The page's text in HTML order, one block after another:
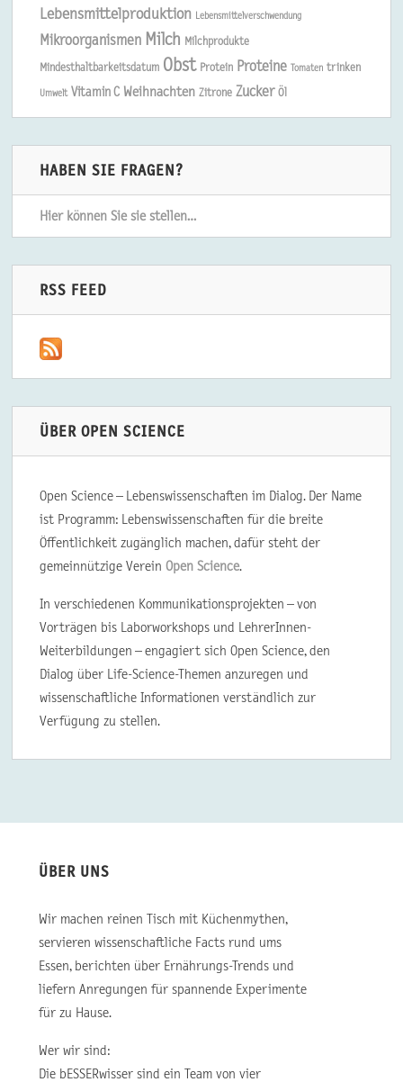
Lebensmittelproduktion Lebensmittelverschwendung
Mikroorganismen Milch Milchprodukte
Mindesthaltbarkeitsdatum Obst Protein Proteine Tomaten trinken
Umwelt Vitamin C Weihnachten Zitrone Zucker Öl
HABEN SIE FRAGEN?
Hier können Sie sie stellen…
RSS FEED
ÜBER OPEN SCIENCE
Open Science – Lebenswissenschaften im Dialog. Der Name
ist Programm: Lebenswissenschaften für die breite
Öffentlichkeit zugänglich machen, dafür steht der
gemeinnützige Verein Open Science.
In verschiedenen Kommunikationsprojekten – von
Vorträgen bis Laborworkshops und LehrerInnen-
Weiterbildungen – engagiert sich Open Science, den
Dialog über Life-Science-Themen anzuregen und
wissenschaftliche Informationen verständlich zur
Verfügung zu stellen.
ÜBER UNS
Wir machen reinen Tisch mit Küchenmythen,
servieren wissenschaftliche Facts rund ums
Essen, berichten über Ernährungs-Trends und
liefern Anregungen für spannende Experimente
für zu Hause.
Wer wir sind:
Die bESSERwisser sind ein Team von vier